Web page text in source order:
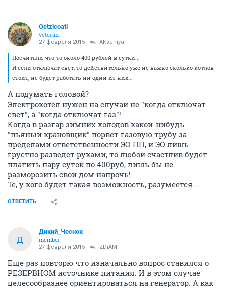
Qetzlcoatl
veteran
27 февраля 2015 AKseniya
Посчитали что-то около 400 рублей в сутки...
И если отключат свет, то действительно уже не важно сколько котлов
стоит, не будет работать ни один из них...
А подумать головой?
Электрокотёл нужен на случай не "когда отключат
свет", а "когда отключат газ"!
Когда в разгар зимних холодов какой-нибудь
"пьяный крановщик" порвёт газовую трубу за
пределами ответственности ЭО ПП, и ЭО лишь
грустно разведёт руками, то любой счастлив будет
платить пару суток по 400руб, лишь бы не
разморозить свой дом напрочь!
Те, у кого будет такая возможность, разумеется...
ОТВЕТИТЬ
Д
Дикий_Чеснок
member
27 февраля 2015 ZDiAM
Еще раз повторю что изначально вопрос ставился о
РЕЗЕРВНОМ источнике питания. И в этом случае
целесообразнее ориентироваться на генератор. А как